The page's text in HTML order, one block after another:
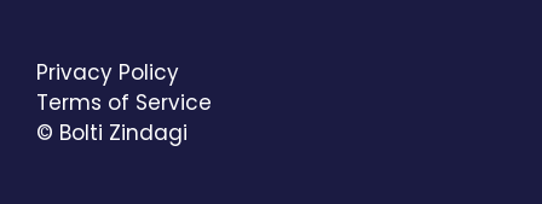
© Bolti Zindagi
Privacy Policy
Terms of Service